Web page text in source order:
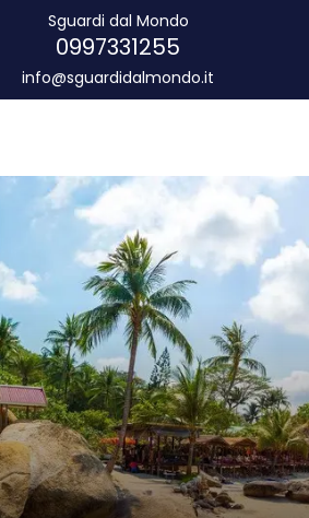
Sguardi dal Mondo
0997331255
info@sguardidalmondo.it